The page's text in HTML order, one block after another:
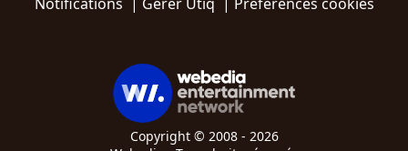
Copyright © 2008 - 2026